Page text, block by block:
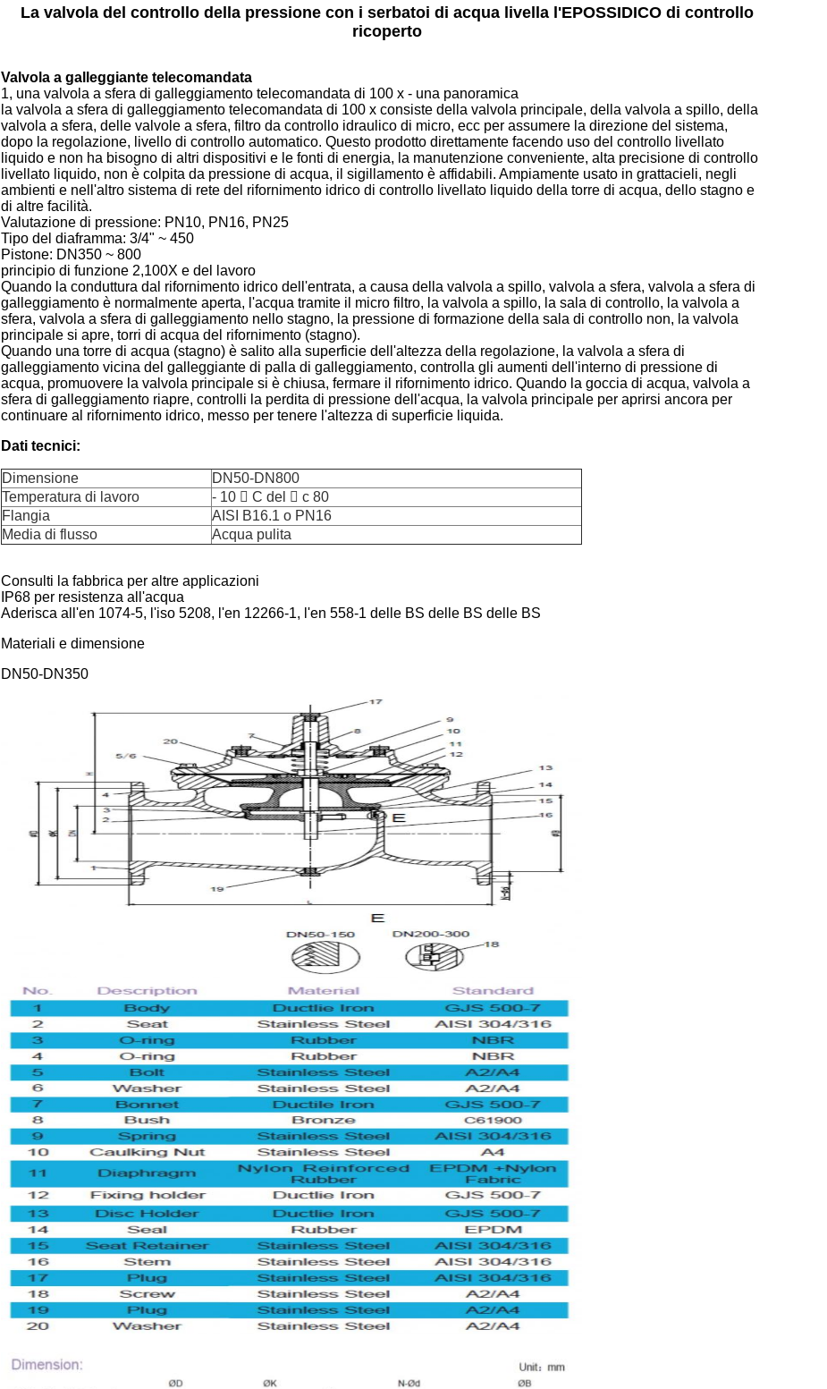
La valvola del controllo della pressione con i serbatoi di acqua livella l'EPOSSIDICO di controllo
ricoperto
Valvola a galleggiante telecomandata
1, una valvola a sfera di galleggiamento telecomandata di 100 x - una panoramica
la valvola a sfera di galleggiamento telecomandata di 100 x consiste della valvola principale, della valvola a spillo, della
valvola a sfera, delle valvole a sfera, filtro da controllo idraulico di micro, ecc per assumere la direzione del sistema,
dopo la regolazione, livello di controllo automatico. Questo prodotto direttamente facendo uso del controllo livellato
liquido e non ha bisogno di altri dispositivi e le fonti di energia, la manutenzione conveniente, alta precisione di controllo
livellato liquido, non è colpita da pressione di acqua, il sigillamento è affidabili. Ampiamente usato in grattacieli, negli
ambienti e nell'altro sistema di rete del rifornimento idrico di controllo livellato liquido della torre di acqua, dello stagno e
di altre facilità.
Valutazione di pressione: PN10, PN16, PN25
Tipo del diaframma: 3/4" ~ 450
Pistone: DN350 ~ 800
principio di funzione 2,100X e del lavoro
Quando la conduttura dal rifornimento idrico dell'entrata, a causa della valvola a spillo, valvola a sfera, valvola a sfera di
galleggiamento è normalmente aperta, l'acqua tramite il micro filtro, la valvola a spillo, la sala di controllo, la valvola a
sfera, valvola a sfera di galleggiamento nello stagno, la pressione di formazione della sala di controllo non, la valvola
principale si apre, torri di acqua del rifornimento (stagno).
Quando una torre di acqua (stagno) è salito alla superficie dell'altezza della regolazione, la valvola a sfera di
galleggiamento vicina del galleggiante di palla di galleggiamento, controlla gli aumenti dell'interno di pressione di
acqua, promuovere la valvola principale si è chiusa, fermare il rifornimento idrico. Quando la goccia di acqua, valvola a
sfera di galleggiamento riapre, controlli la perdita di pressione dell'acqua, la valvola principale per aprirsi ancora per
continuare al rifornimento idrico, messo per tenere l'altezza di superficie liquida.
Dati tecnici:
Dimensione
DN50-DN800
Temperatura di lavoro
- 10  C del  c 80
Flangia
AISI B16.1 o PN16
Media di flusso
Acqua pulita
Consulti la fabbrica per altre applicazioni
IP68 per resistenza all'acqua
Aderisca all'en 1074-5, l'iso 5208, l'en 12266-1, l'en 558-1 delle BS delle BS delle BS
Materiali e dimensione
DN50-DN350